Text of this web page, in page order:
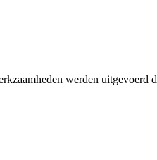
werden uitgevoerd